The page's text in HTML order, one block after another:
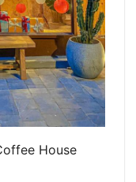
House